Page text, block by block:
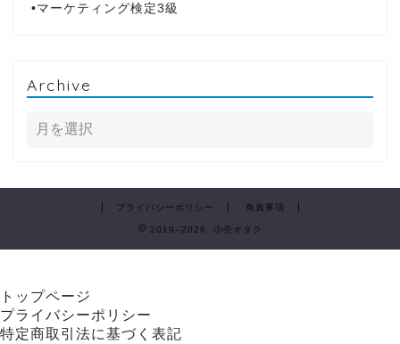
•マーケティング検定3級
Archive
プライバシーポリシー 免責事項
2019–2026 小売オタク
トップページ
プライバシーポリシー
特定商取引法に基づく表記